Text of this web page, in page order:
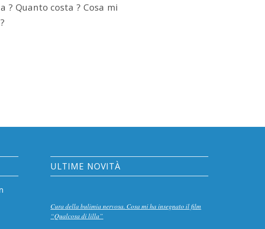
? Quanto costa ? Cosa mi
ULTIME NOVITÀ
Cura della bulimia nervosa. Cosa mi ha insegnato il film
“Qualcosa di lilla”